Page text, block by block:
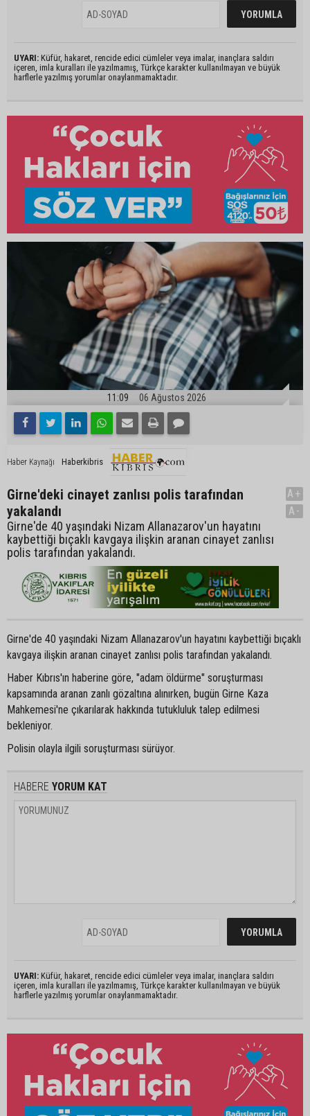
UYARI: Küfür, hakaret, rencide edici cümleler veya imalar, inançlara saldırı
içeren, imla kuralları ile yazılmamış, Türkçe karakter kullanılmayan ve büyük
harflerle yazılmış yorumlar onaylanmamaktadır.
11:09 06 Ağustos 2026
Haber Kaynağı Haberkibris
Girne'deki cinayet zanlısı polis tarafından
yakalandı
Girne'de 40 yaşındaki Nizam Allanazarov'un hayatını
kaybettiği bıçaklı kavgaya ilişkin aranan cinayet zanlısı
polis tarafından yakalandı.
A+
A-
Girne'de 40 yaşındaki Nizam Allanazarov'un hayatını kaybettiği bıçaklı
kavgaya ilişkin aranan cinayet zanlısı polis tarafından yakalandı.
Haber Kıbrıs'ın haberine göre, "adam öldürme" soruşturması
kapsamında aranan zanlı gözaltına alınırken, bugün Girne Kaza
Mahkemesi'ne çıkarılarak hakkında tutukluluk talep edilmesi
bekleniyor.
Polisin olayla ilgili soruşturması sürüyor.
HABERE YORUM KAT
UYARI: Küfür, hakaret, rencide edici cümleler veya imalar, inançlara saldırı
içeren, imla kuralları ile yazılmamış, Türkçe karakter kullanılmayan ve büyük
harflerle yazılmış yorumlar onaylanmamaktadır.